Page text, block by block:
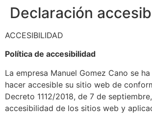
Declaración
ACCESIBILIDAD
Política de accesibilidad
La empresa Manuel Gomez Cano se
hacer accesible su sitio web de
Decreto 1112/2018, de 7 de
accesibilidad de los sitios web y